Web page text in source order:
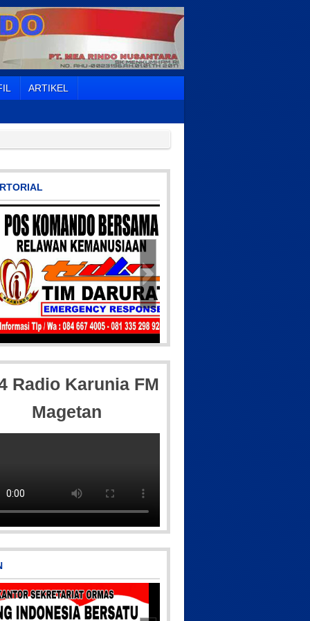
ARTIKEL
IMG-20250501-WA0005
IMG-20170928-WA0071
Radio Karunia FM
Magetan